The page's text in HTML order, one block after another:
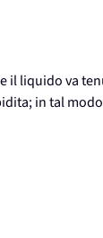
il liquido va
in tal